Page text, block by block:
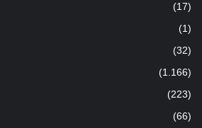
(17)
(1)
(32)
(1.166)
(223)
(66)